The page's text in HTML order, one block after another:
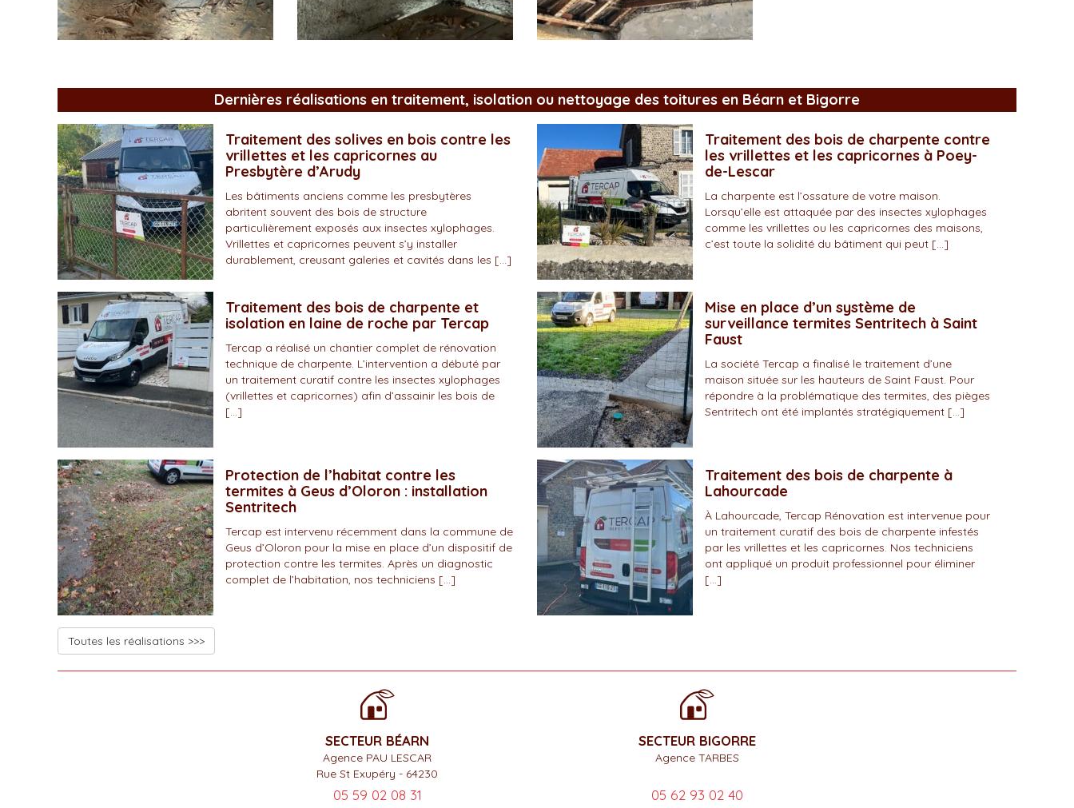
Dernières réalisations en traitement, isolation ou nettoyage des toitures en Béarn et Bigorre
Traitement des solives en bois contre les
vrillettes et les capricornes au
Presbytère d’Arudy
Les bâtiments anciens comme les presbytères
abritent souvent des bois de structure
particulièrement exposés aux insectes xylophages.
Vrillettes et capricornes peuvent s’y installer
durablement, creusant galeries et cavités dans les […]
Traitement des bois de charpente contre
les vrillettes et les capricornes à Poey-
de-Lescar
La charpente est l’ossature de votre maison.
Lorsqu’elle est attaquée par des insectes xylophages
comme les vrillettes ou les capricornes des maisons,
c’est toute la solidité du bâtiment qui peut […]
Traitement des bois de charpente et
isolation en laine de roche par Tercap
Tercap a réalisé un chantier complet de rénovation
technique de charpente. L’intervention a débuté par
un traitement curatif contre les insectes xylophages
(vrillettes et capricornes) afin d’assainir les bois de
[…]
Mise en place d’un système de
surveillance termites Sentritech à Saint
Faust
La société Tercap a finalisé le traitement d’une
maison située sur les hauteurs de Saint Faust. Pour
répondre à la problématique des termites, des pièges
Sentritech ont été implantés stratégiquement […]
Protection de l’habitat contre les
termites à Geus d’Oloron : installation
Sentritech
Tercap est intervenu récemment dans la commune de
Geus d’Oloron pour la mise en place d’un dispositif de
protection contre les termites. Après un diagnostic
complet de l’habitation, nos techniciens […]
Traitement des bois de charpente à
Lahourcade
À Lahourcade, Tercap Rénovation est intervenue pour
un traitement curatif des bois de charpente infestés
par les vrillettes et les capricornes. Nos techniciens
ont appliqué un produit professionnel pour éliminer
[…]
Toutes les réalisations >>>
SECTEUR BÉARN
Agence PAU LESCAR
Rue St Exupéry - 64230
05 59 02 08 31
SECTEUR BIGORRE
Agence TARBES
05 62 93 02 40